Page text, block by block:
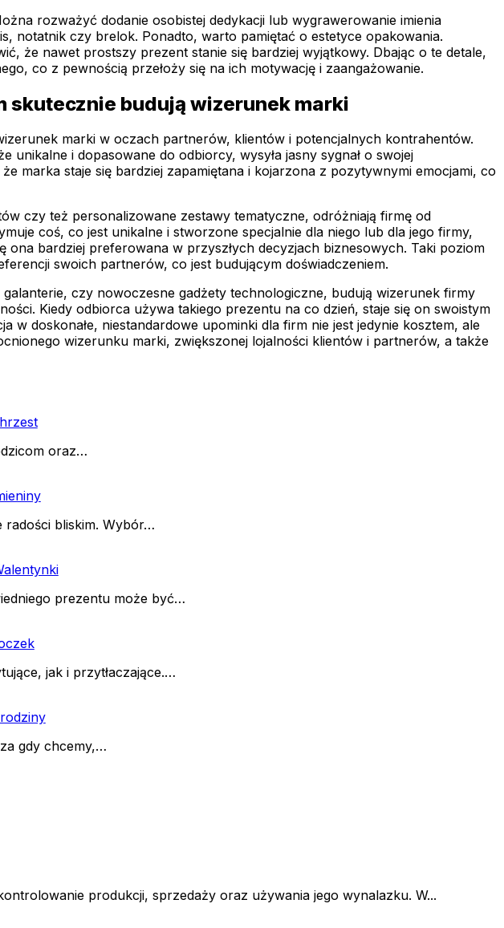
rozważyć dodanie osobistej dedykacji lub wygrawerowanie imienia
notatnik czy brelok. Ponadto, warto pamiętać o estetyce opakowania.
że nawet prostszy prezent stanie się bardziej wyjątkowy. Dbając o te detale,
co z pewnością przełoży się na ich motywację i zaangażowanie.
skutecznie budują wizerunek marki
marki w oczach partnerów, klientów i potencjalnych kontrahentów.
i dopasowane do odbiorcy, wysyła jasny sygnał o swojej
marka staje się bardziej zapamiętana i kojarzona z pozytywnymi emocjami, co
czy też personalizowane zestawy tematyczne, odróżniają firmę od
coś, co jest unikalne i stworzone specjalnie dla niego lub dla jego firmy,
bardziej preferowana w przyszłych decyzjach biznesowych. Taki poziom
swoich partnerów, co jest budującym doświadczeniem.
czy nowoczesne gadżety technologiczne, budują wizerunek firmy
Kiedy odbiorca używa takiego prezentu na co dzień, staje się on swoistym
doskonałe, niestandardowe upominki dla firm nie jest jedynie kosztem, ale
wizerunku marki, zwiększonej lojalności klientów i partnerów, a także
oraz…
radości bliskim. Wybór…
prezentu może być…
jak i przytłaczające.…
gdy chcemy,…
produkcji, sprzedaży oraz używania jego wynalazku. W...